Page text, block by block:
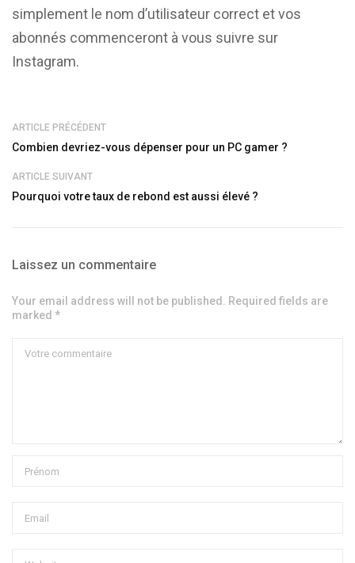
simplement le nom d’utilisateur correct et vos
abonnés commenceront à vous suivre sur
Instagram.
ARTICLE PRÉCÉDENT
Combien devriez-vous dépenser pour un PC gamer ?
ARTICLE SUIVANT
Pourquoi votre taux de rebond est aussi élevé ?
Laissez un commentaire
Your email address will not be published. Required fields are
marked *